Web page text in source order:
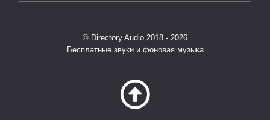
© Directory.Audio 2018 - 2026
Бесплатные звуки и фоновая музыка